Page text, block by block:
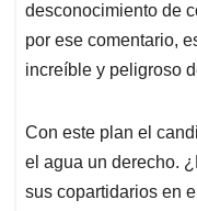
desconocimiento de
por ese comentario,
increíble y peligroso
Con este plan el
el agua un derecho.
sus copartidarios en